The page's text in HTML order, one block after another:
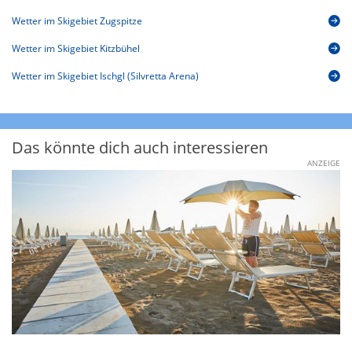
Wetter im Skigebiet Zugspitze
Wetter im Skigebiet Kitzbühel
Wetter im Skigebiet Ischgl (Silvretta Arena)
Das könnte dich auch interessieren
ANZEIGE